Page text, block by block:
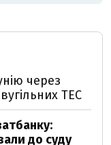
через
ТЕС
до суду